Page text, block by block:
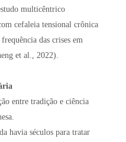
multicêntrico
cefaleia tensional crônica
das crises em
et al., 2022).
entre tradição e ciência
havia séculos para tratar